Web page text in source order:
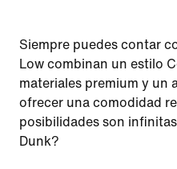
Siempre puedes contar
Low combinan un estilo
materiales premium y un
ofrecer una comodidad
posibilidades son
Dunk?